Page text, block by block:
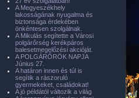
A Megyeszékhely
lakosságának nyugalma és
biztonsága érdekében
önkéntesen szolgálnak.
A Mikulás segítette a Városi
polgárőrség kerékpáros
balesetmegelőzési akcióját.
A POLGÁRŐRÖK NAPJA
Június 27.
A határon innen és túl is
segítik a rászoruló
gyermekeket, családokat!
A jó példától változik a világ